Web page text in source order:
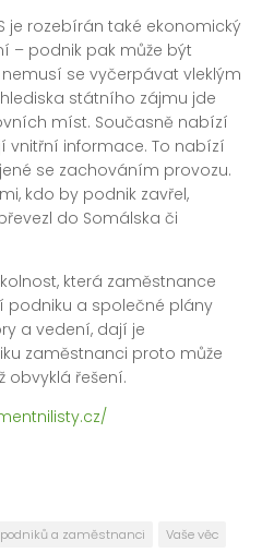
je rozebírán také ekonomický
– podnik pak může být
se vyčerpávat vleklým
státního zájmu jde
míst. Současně nabízí
vnitřní informace. To nabízí
se zachováním provozu.
kdo by podnik zavřel,
do Somálska či
která zaměstnance
podniku a společné plány
a vedení, dají je
zaměstnanci proto může
obvyklá řešení.
a zaměstnanci
Vaše věc